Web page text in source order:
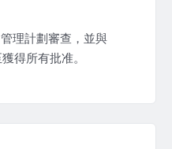
理計劃審查，並與
得所有批准。